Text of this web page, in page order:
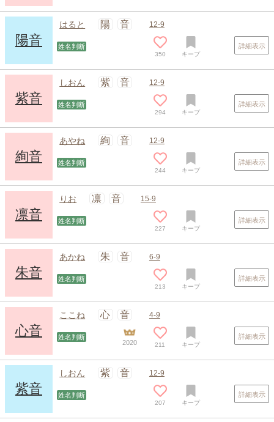
陽音
はると 陽 音 12-9
姓名判断
350 キープ
詳細表示
紫音
しおん 紫 音 12-9
姓名判断
294 キープ
詳細表示
絢音
あやね 絢 音 12-9
姓名判断
244 キープ
詳細表示
凛音
りお 凛 音 15-9
姓名判断
227 キープ
詳細表示
朱音
あかね 朱 音 6-9
姓名判断
213 キープ
詳細表示
心音
ここね 心 音 4-9
姓名判断
2020 211 キープ
詳細表示
紫音
しおん 紫 音 12-9
姓名判断
207 キープ
詳細表示